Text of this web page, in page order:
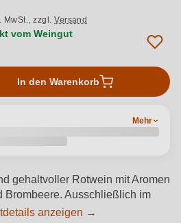
MwSt.,zzgl.Versand
vom Weingut
In den Warenkorb
Mehr
gehaltvoller Rotwein mit Aromen
Brombeere. Ausschließlich im
anzeigen →